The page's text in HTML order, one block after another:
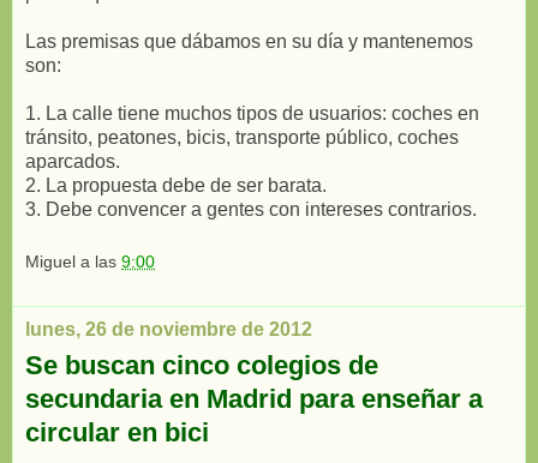
Las premisas que dábamos en su día y mantenemos
son:
1. La calle tiene muchos tipos de usuarios: coches en
tránsito, peatones, bicis, transporte público, coches
aparcados.
2. La propuesta debe de ser barata.
3. Debe convencer a gentes con intereses contrarios.
Miguel a las 9:00
lunes, 26 de noviembre de 2012
Se buscan cinco colegios de
secundaria en Madrid para enseñar a
circular en bici